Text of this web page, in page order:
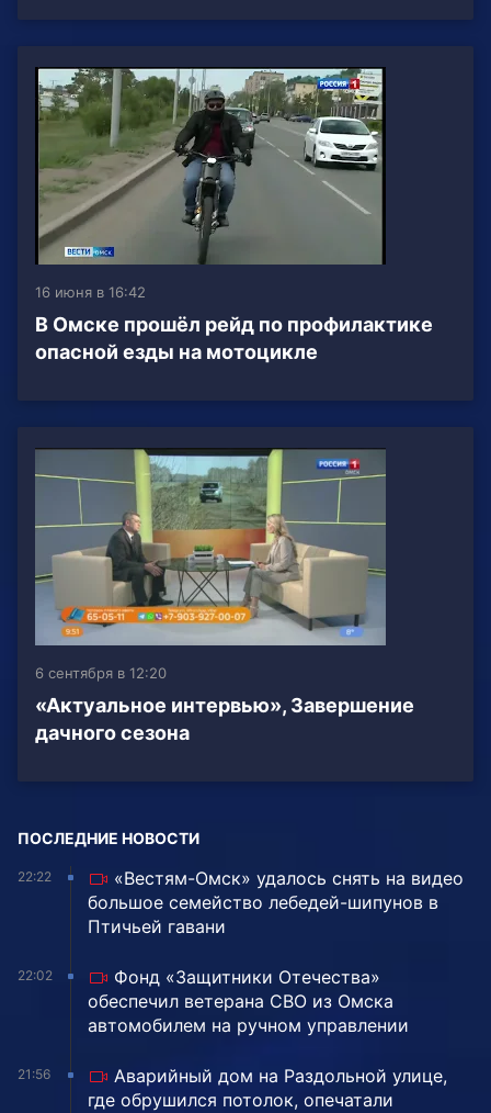
16 июня в 16:42
В Омске прошёл рейд по профилактике
опасной езды на мотоцикле
6 сентября в 12:20
«Актуальное интервью», Завершение
дачного сезона
ПОСЛЕДНИЕ НОВОСТИ
22:22
«Вестям-Омск» удалось снять на видео
большое семейство лебедей-шипунов в
Птичьей гавани
22:02
Фонд «Защитники Отечества»
обеспечил ветерана СВО из Омска
автомобилем на ручном управлении
21:56
Аварийный дом на Раздольной улице,
где обрушился потолок, опечатали